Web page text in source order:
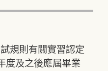
規則有關實習認定
度及之後應屆畢業